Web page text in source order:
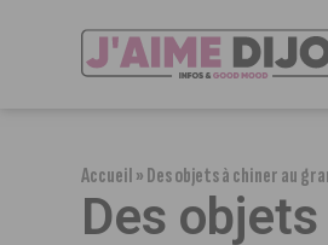
Accueil»Des objets à chiner au
Des